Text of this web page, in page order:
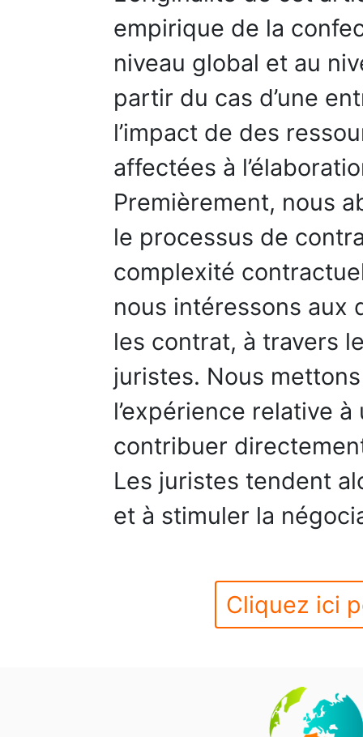
empirique de la
niveau global et au
partir du cas d’une
l’impact de des
affectées à
Premièrement, nous
le processus de
complexité
nous intéressons aux
les contrat, à travers
juristes. Nous
l’expérience relative
contribuer
Les juristes tendent
et à stimuler la
Cliquez ici